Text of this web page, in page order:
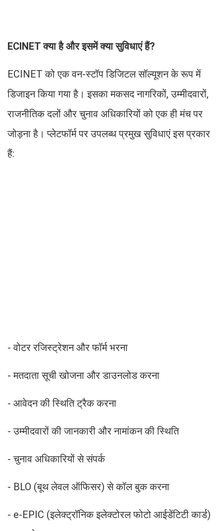
ECINET क्या है और इसमें क्या सुविधाएं हैं?
ECINET को एक वन-स्टॉप डिजिटल सॉल्यूशन के रूप में
डिजाइन किया गया है। इसका मकसद नागरिकों, उम्मीदवारों,
राजनीतिक दलों और चुनाव अधिकारियों को एक ही मंच पर
जोड़ना है। प्लेटफॉर्म पर उपलब्ध प्रमुख सुविधाएं इस प्रकार
हैं:
- वोटर रजिस्ट्रेशन और फॉर्म भरना
- मतदाता सूची खोजना और डाउनलोड करना
- आवेदन की स्थिति ट्रैक करना
- उम्मीदवारों की जानकारी और नामांकन की स्थिति
- चुनाव अधिकारियों से संपर्क
- BLO (बूथ लेवल ऑफिसर) से कॉल बुक करना
- e-EPIC (इलेक्ट्रॉनिक इलेक्टोरल फोटो आईडेंटिटी कार्ड)